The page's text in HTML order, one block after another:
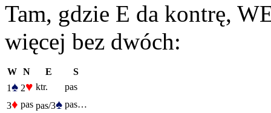
Tam, gdzie E da kontrę,
więcej bez dwóch:
W N E
S
1♠ 2♥ ktr.
pas
3♦ pas pas/3♠ pas…